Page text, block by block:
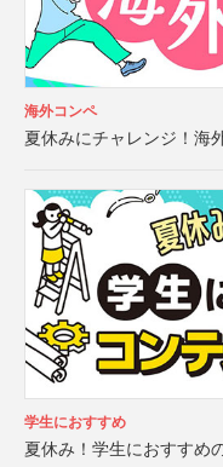
海外コンペ
夏休みにチャレンジ！海
学生におすすめ
夏休み！学生におすすめ